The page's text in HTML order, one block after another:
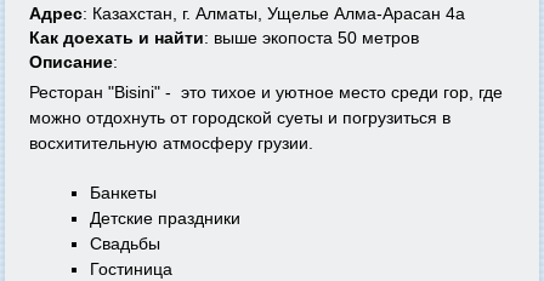
Адрес: Казахстан, г. Алматы, Ущелье Алма-Арасан 4а
Как доехать и найти: выше экопоста 50 метров
Описание:
Ресторан "Bisini" - это тихое и уютное место среди гор, где
можно отдохнуть от городской суеты и погрузиться в
восхитительную атмосферу грузии.
Банкеты
Детские праздники
Свадьбы
Гостиница